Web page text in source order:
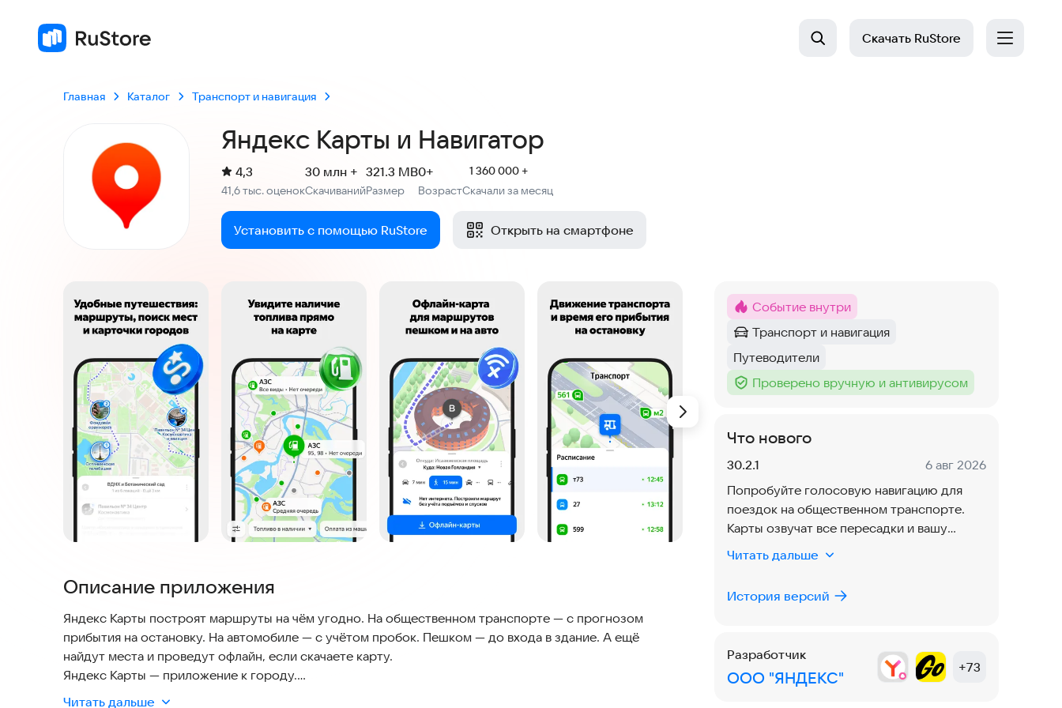
Скачать RuStore
Главная Каталог Транспорт и навигация
Яндекс Карты и Навигатор
Рейтинг:
4,3
41,6 тыс. оценокСкачиваний
30 млн +
Размер
321.3 MB
Возраст
0+
1 360 000 +
Скачали за месяц
Установить с помощью RuStore Открыть на смартфоне
Описание приложения
Яндекс Карты построят маршруты на чём угодно. На общественном транспорте — с прогнозом
прибытия на остановку. На автомобиле — с учётом пробок. Пешком — до входа в здание. А ещё
найдут места и проведут офлайн, если скачаете карту.
Яндекс Карты — приложение к городу.
Читать дальше
Метка:
Событие внутри
Категория:
Транспорт и навигация
Тег :
Путеводители
Тег :
Проверено вручную и антивирусом
Что нового
Версия:
30.2.1 Дата:
6 авг 2026
Попробуйте голосовую навигацию для
поездок на общественном транспорте.
Карты озвучат все пересадки и вашу
остановку, а также покажут все детали
маршрута на заблокированном экране
Читать дальше
История версий
Разработчик
ООО "ЯНДЕКС"
+73